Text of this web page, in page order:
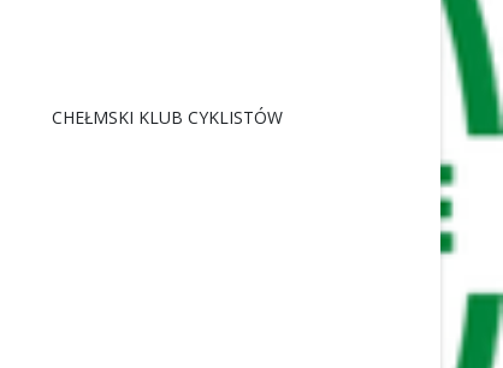
CHEŁMSKI KLUB CYKLISTÓW